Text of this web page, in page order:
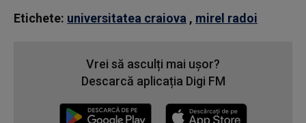
Etichete: universitatea craiova , mirel radoi
Vrei să asculți mai ușor?
Descarcă aplicația Digi FM